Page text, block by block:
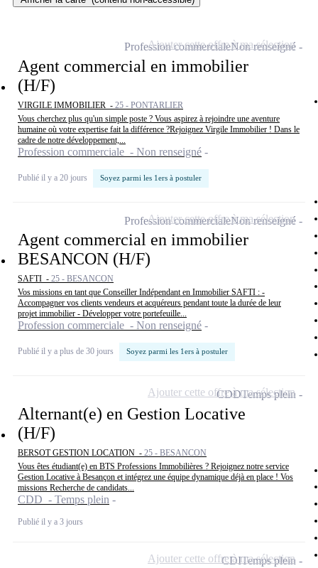
Agent commercial en immobilier
(H/F)
VIRGILE IMMOBILIER - 25 - PONTARLIER
Vous cherchez plus qu'un simple poste ? Vous aspirez à rejoindre une aventure
humaine où votre expertise fait la différence ?Rejoignez Virgile Immobilier ! Dans le
cadre de notre développement,...
Profession commerciale - Non renseigné
Publié il y a 20 jours Soyez parmi les 1ers à postuler
Profession commercialeNon renseigné
Ajouter cette offre à ma sélection
Agent commercial en immobilier
BESANCON (H/F)
SAFTI - 25 - BESANCON
Vos missions en tant que Conseiller Indépendant en Immobilier SAFTI : -
Accompagner vos clients vendeurs et acquéreurs pendant toute la durée de leur
projet immobilier - Développer votre portefeuille...
Profession commerciale - Non renseigné
Publié il y a plus de 30 jours Soyez parmi les 1ers à postuler
Profession commercialeNon renseigné
Ajouter cette offre à ma sélection
Alternant(e) en Gestion Locative
(H/F)
BERSOT GESTION LOCATION - 25 - BESANCON
Vous êtes étudiant(e) en BTS Professions Immobilières ? Rejoignez notre service
Gestion Locative à Besançon et intégrez une équipe dynamique déjà en place ! Vos
missions Recherche de candidats...
CDD - Temps plein
Publié il y a 3 jours
CDDTemps plein
Ajouter cette offre à ma sélection
CDITemps plein
Ajouter cette offre à ma sélection